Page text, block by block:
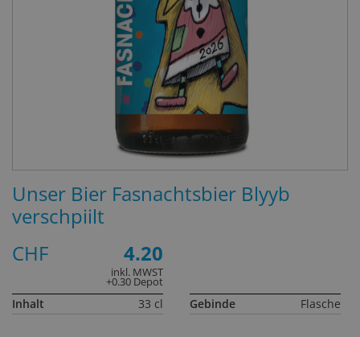
Unser Bier Fasnachtsbier Blyyb
verschpiilt
CHF
4.20
inkl. MWST
+0.30 Depot
Inhalt 33 cl Gebinde Flasche